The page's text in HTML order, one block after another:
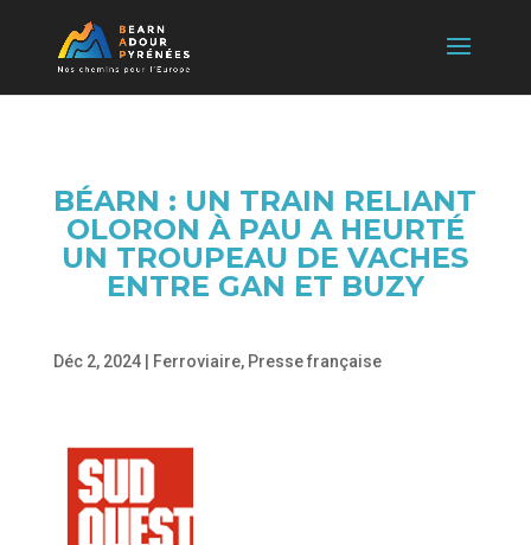
BÉARN : UN TRAIN RELIANT
OLORON À PAU A HEURTÉ
UN TROUPEAU DE VACHES
ENTRE GAN ET BUZY
Déc 2, 2024| Ferroviaire, Presse française